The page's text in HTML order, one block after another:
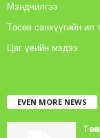
Мэндчилгээ
Төсөв санхүүгийн ил
Цаг үеийн мэдээ
EVEN MORE NEWS